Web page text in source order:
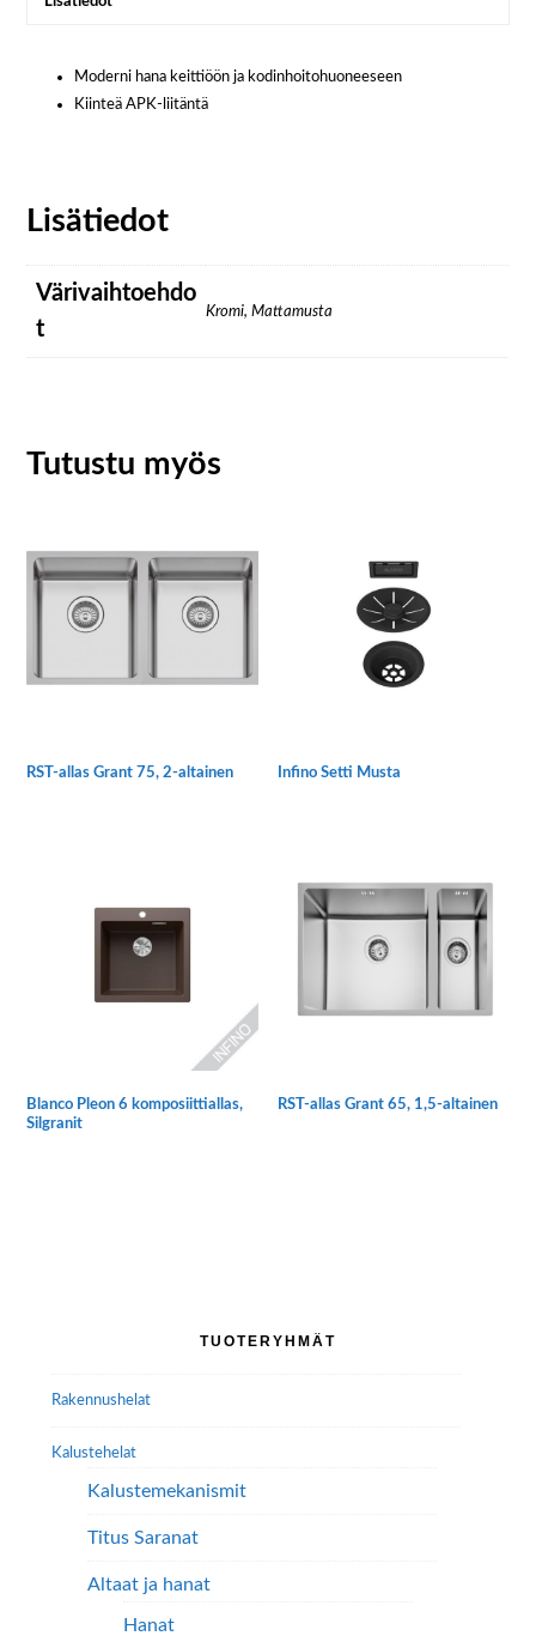
Moderni hana keittiöön ja kodinhoitohuoneeseen
Kiinteä APK-liitäntä
Lisätiedot
Värivaihtoehdo
t
Kromi, Mattamusta
Tutustu myös
RST-allas Grant 75, 2-altainen Infino Setti Musta
Blanco Pleon 6 komposiittiallas,
Silgranit
sivulla.
RST-allas Grant 65, 1,5-altainen
TUOTERYHMÄT
Rakennushelat
Kalustehelat
Kalustemekanismit
Titus Saranat
Altaat ja hanat
Hanat